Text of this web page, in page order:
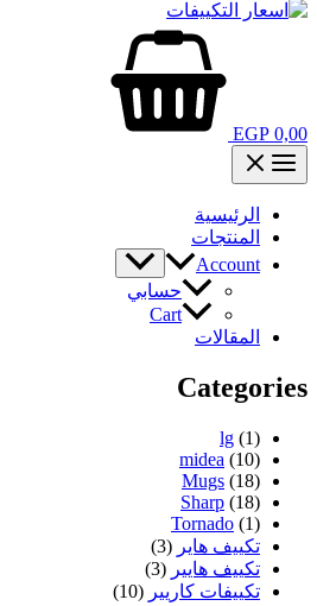
0,00
EGP
الرئيسية
المنتجات
Account
حسابي
Cart
المقالات
Categories
lg (1)
midea (10)
Mugs (18)
Sharp (18)
Tornado (1)
تكييف هاير (3)
تكييف هايير (3)
تكييفات كاريير (10)